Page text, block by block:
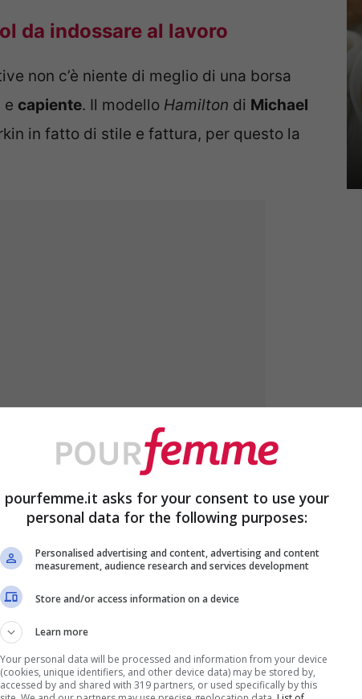
da indossare al lavoro
non c’è niente di meglio di una borsa
e capiente. Il modello Hamilton di Michael
in fatto di stile e fattura, per questo la
pourfemme.it asks for your consent to use your
personal data for the following purposes:
Personalised advertising and content, advertising and content
measurement, audience research and services development
Store and/or access information on a device
Learn more
Your personal data will be processed and information from your device
(cookies, unique identifiers, and other device data) may be stored by,
accessed by and shared with 319 partners, or used specifically by this